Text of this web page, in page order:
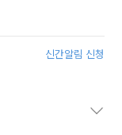
신간알림 신청